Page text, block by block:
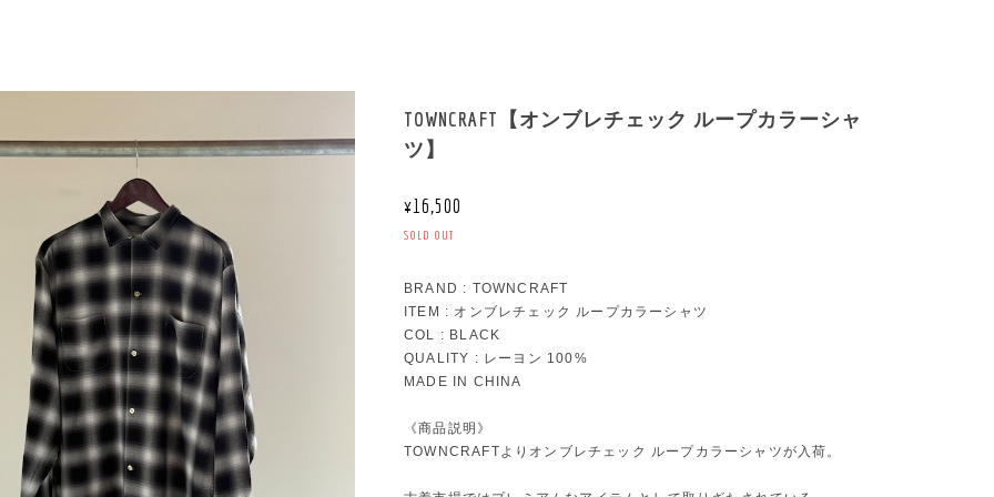
TOWNCRAFT【オンブレチェック ループカラーシャ
ツ】
¥16,500
SOLD OUT
BRAND : TOWNCRAFT
ITEM : オンブレチェック ループカラーシャツ
COL : BLACK
QUALITY : レーヨン 100%
MADE IN CHINA
《商品説明》
TOWNCRAFTよりオンブレチェック ループカラーシャツが入荷。